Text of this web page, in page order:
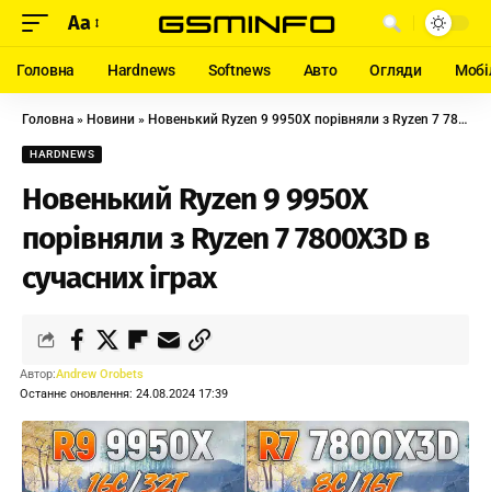
Aa
Головна Hardnews Softnews Авто Огляди
Головна » Новини » Новенький Ryzen 9 9950X порівняли з Ryzen 7 7800X3D в сучасних іграх
HARDNEWS
Новенький Ryzen 9 9950X
порівняли з Ryzen 7 7800X3D в
сучасних іграх
Останнє оновлення: 24.08.2024 17:39
Автор:Andrew Orobets